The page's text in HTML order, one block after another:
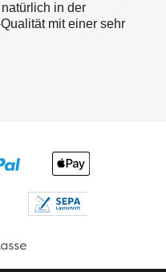
in der
mit einer sehr